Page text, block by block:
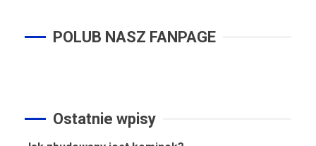
POLUB NASZ FANPAGE
Ostatnie wpisy